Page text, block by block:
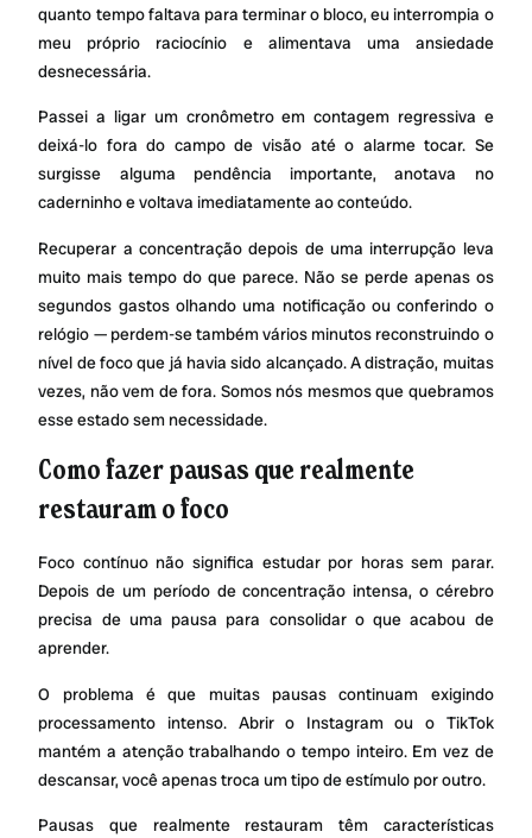
quanto tempo faltava para terminar o bloco, eu interrompia o
meu próprio raciocínio e alimentava uma ansiedade
desnecessária.
Passei a ligar um cronômetro em contagem regressiva e
deixá-lo fora do campo de visão até o alarme tocar. Se
surgisse alguma pendência importante, anotava no
caderninho e voltava imediatamente ao conteúdo.
Recuperar a concentração depois de uma interrupção leva
muito mais tempo do que parece. Não se perde apenas os
segundos gastos olhando uma notificação ou conferindo o
relógio — perdem-se também vários minutos reconstruindo o
nível de foco que já havia sido alcançado. A distração, muitas
vezes, não vem de fora. Somos nós mesmos que quebramos
esse estado sem necessidade.
Como fazer pausas que realmente
restauram o foco
Foco contínuo não significa estudar por horas sem parar.
Depois de um período de concentração intensa, o cérebro
precisa de uma pausa para consolidar o que acabou de
aprender.
O problema é que muitas pausas continuam exigindo
processamento intenso. Abrir o Instagram ou o TikTok
mantém a atenção trabalhando o tempo inteiro. Em vez de
descansar, você apenas troca um tipo de estímulo por outro.
Pausas que realmente restauram têm características